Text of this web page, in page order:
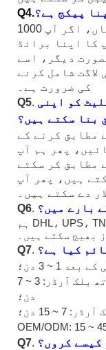
Q4.پیکج ہے؟
جی ہاں، اگر آپ 1000pcs یا اس سے زیادہ آرڈر کر
کا اپنا برانڈ
دیگر، اسے
لاگت شامل کرنے
کی ضرورت ہے۔
Q5. کو اپنی
بنا سکتے ہیں؟
مطابق کرنے کے
پھر ہم آپ
مطابق کر سکتے
ہیں، پھر آپ
دے سکتے ہیں۔
Q6. بارے میں؟
ہم DHL، UPS، TNT، EMS، ہوائی جہاز، سمندر کے
بھیج سکتے ہیں۔
Q7. کیا ہے؟
1 ~ 3 دن؛
مصنوعات اور پیکیجنگ پر لوگو کے ساتھ بلک آرڈر: 3 ~ 7
دن؛
15 دن؛
Q7. کیسے کروں؟